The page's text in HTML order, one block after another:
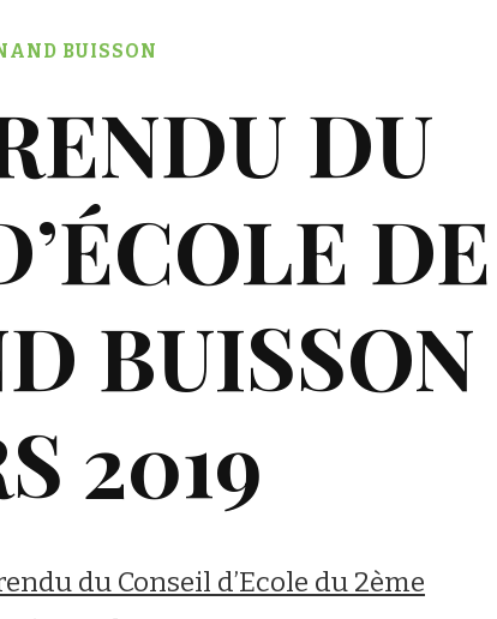
BUISSON
DU
DE
BUISSON
2019
du Conseil d’Ecole du 2ème